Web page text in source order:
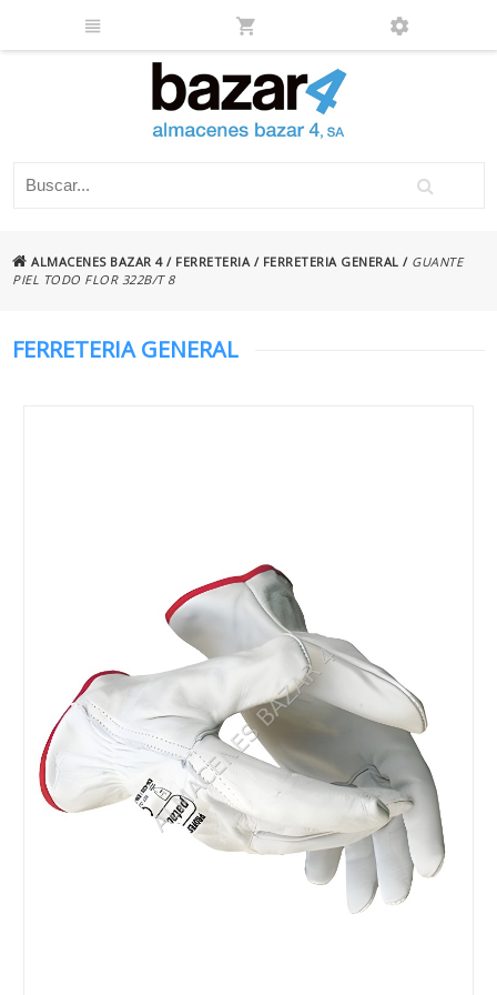
ALMACENES BAZAR 4/ FERRETERIA / FERRETERIA GENERAL / GUANTE
PIEL TODO FLOR 322B/T 8
FERRETERIA GENERAL